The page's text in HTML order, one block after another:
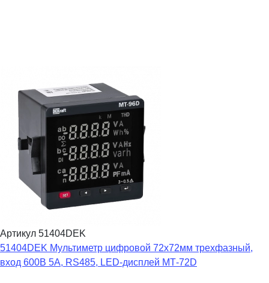
Артикул 51404DEK
51404DEK Мультиметр цифровой 72х72мм трехфазный,
вход 600В 5А, RS485, LED-дисплей МТ-72D